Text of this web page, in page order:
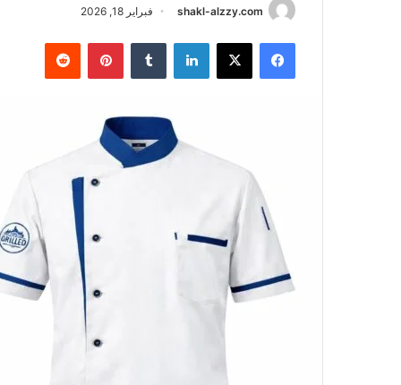
shakl-alzzy.com فبراير 18, 2026
فيسبوك X لينكدإن بينتيريست